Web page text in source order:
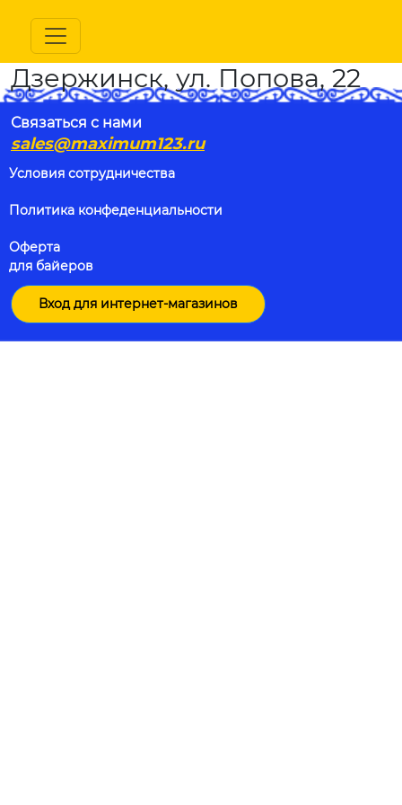
Дзержинск, ул. Попова, 22
Связаться с нами
sales@maximum123.ru
Условия сотрудничества
Политика конфеденциальности
Оферта
для байеров
Вход для интернет-магазинов